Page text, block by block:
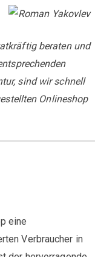
beraten und
sind wir schnell
Onlineshop
eine
Verbraucher in